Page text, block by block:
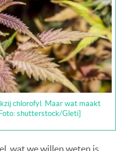
chlorofyl. Maar wat maakt
shutterstock/Gleti]
wat we willen weten is